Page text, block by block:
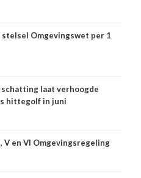
Omgevingswet per 1
laat verhoogde
hittegolf in juni
V en VI Omgevingsregeling